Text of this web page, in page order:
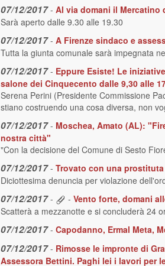
07/12/2017 - Al via domani il Mercatino
Sarà aperto dalle 9.30 alle 19.30
07/12/2017 - A Firenze sindaco e
Tutta la giunta comunale sarà impegnata
07/12/2017 - Eppure Esiste! Le
salone dei Cinquecento dalle 9,30 alle
Serena Perini (Presidente Commissione
stiano costruendo una cosa diversa, non
07/12/2017 - Moschea, Amato (AL):
nostra città"
"Con la decisione del Comune di Sesto
07/12/2017 - Trovato con una
Diciottesima denuncia per violazione
07/12/2017 - - Vento forte, domani
Scatterà a mezzanotte e si concluderà 24
07/12/2017 - Capodanno, Ermal Meta,
07/12/2017 - Rimosse le impronte di
Assessora Bettini. Paghi lei i lavori per